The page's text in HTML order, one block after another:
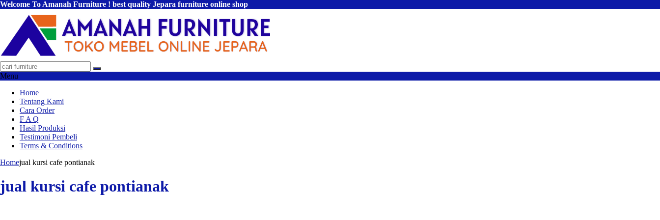
Welcome To Amanah Furniture ! best quality Jepara furniture online shop
Menu
Home
Tentang Kami
Cara Order
F A Q
Hasil Produksi
Testimoni Pembeli
Terms & Conditions
Homejual kursi cafe pontianak
jual kursi cafe pontianak